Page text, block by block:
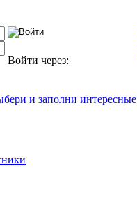
Войти через:
и заполни интересные